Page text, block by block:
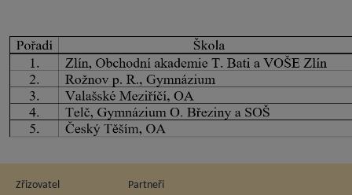
Zřizovatel Partneři